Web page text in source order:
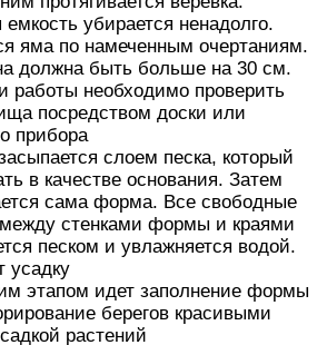
емкость убирается ненадолго.
яма по намеченным очертаниям.
должна быть больше на 30 см.
работы необходимо проверить
посредством доски или
прибора
слоем песка, который
в качестве основания. Затем
сама форма. Все свободные
стенками формы и краями
песком и увлажняется водой.
усадку
этапом идет заполнение формы
берегов красивыми
растений